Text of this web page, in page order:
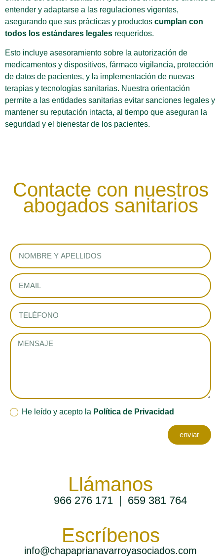
entender y adaptarse a las regulaciones vigentes,
asegurando que sus prácticas y productos cumplan con
todos los estándares legales requeridos.
Esto incluye asesoramiento sobre la autorización de
medicamentos y dispositivos, fármaco vigilancia, protección
de datos de pacientes, y la implementación de nuevas
terapias y tecnologías sanitarias. Nuestra orientación
permite a las entidades sanitarias evitar sanciones legales y
mantener su reputación intacta, al tiempo que aseguran la
seguridad y el bienestar de los pacientes.
Contacte con nuestros
abogados sanitarios
He leído y acepto la Política de Privacidad
enviar
Llámanos
966 276 171 | 659 381 764
Escríbenos
info@chapaprianavarroyasociados.com